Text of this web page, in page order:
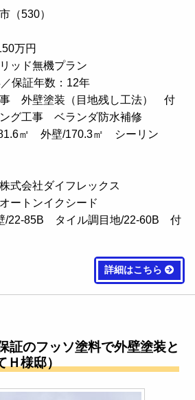
（530）
万円
ッド無機プラン
保証年数：12年
事 外壁塗装（目地残し工法） 付
グ工事 ベランダ防水補修
㎡ 外壁/170.3㎡ シーリン
式会社ダイフレックス
ートンイクシード
/22-85B タイル調目地/22-60B 付
詳細はこちら
証のフッソ塗料で外壁塗装と
Ｈ様邸）